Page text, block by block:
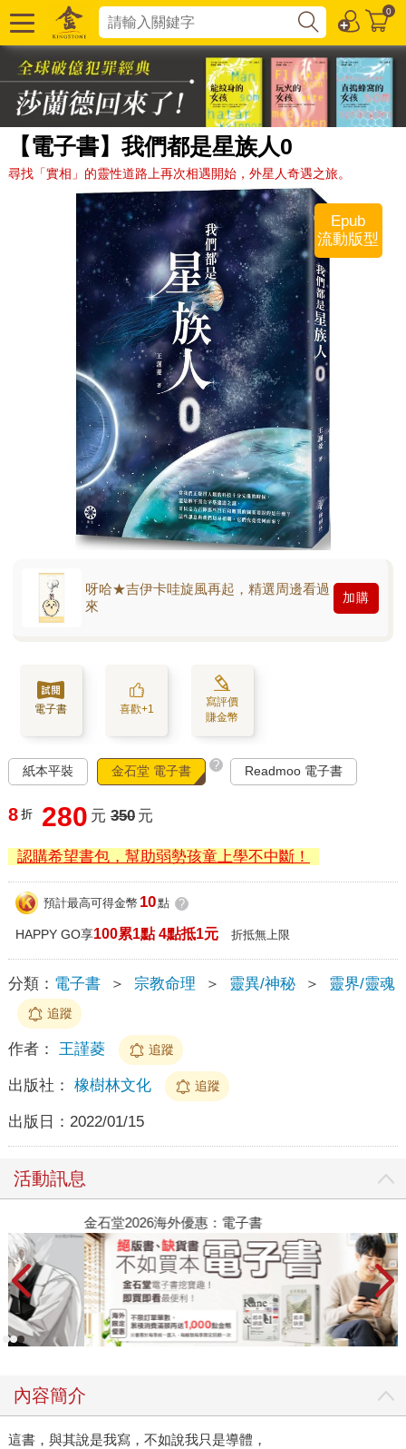
0
【電子書】我們都是星族人0
尋找「實相」的靈性道路上再次相遇開始，外星人奇遇之旅。
Epub
流動版型
呀哈★吉伊卡哇旋風再起，精選周邊看過
來
加購
電子書 喜歡+1
寫評價
賺金幣
紙本平裝 金石堂 電子書 ? Readmoo 電子書
8 折 280 元 350 元
認購希望書包，幫助弱勢孩童上學不中斷！
預計最高可得金幣 10點 ?
HAPPY GO享100累1點 4點抵1元 折抵無上限
分類： 電子書 ＞ 宗教命理 ＞ 靈異/神秘 ＞ 靈界/靈魂
追蹤
作者： 王謹菱 追蹤
出版社： 橡樹林文化 追蹤
出版日： 2022/01/15
活動訊息
金石堂2026海外優惠：電子書
內容簡介
這書，與其說是我寫，不如說我只是導體，